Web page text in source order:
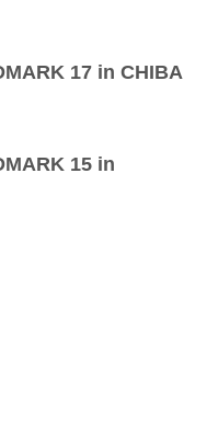
17 in CHIBA
15 in